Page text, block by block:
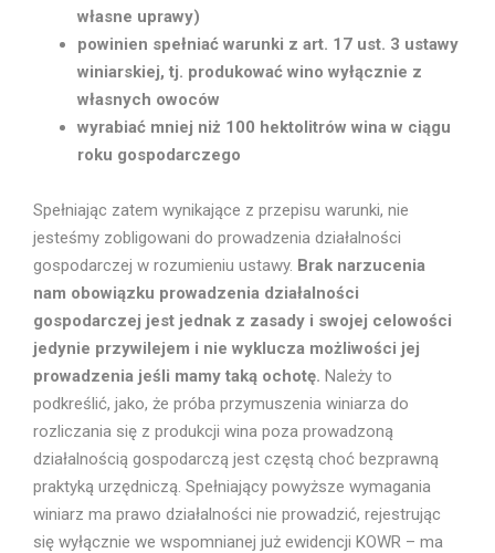
własne uprawy)
powinien spełniać warunki z art. 17 ust. 3 ustawy
winiarskiej, tj. produkować wino wyłącznie z
własnych owoców
wyrabiać mniej niż 100 hektolitrów wina w ciągu
roku gospodarczego
Spełniając zatem wynikające z przepisu warunki, nie
jesteśmy zobligowani do prowadzenia działalności
gospodarczej w rozumieniu ustawy. Brak narzucenia
nam obowiązku prowadzenia działalności
gospodarczej jest jednak z zasady i swojej celowości
jedynie przywilejem i nie wyklucza możliwości jej
prowadzenia jeśli mamy taką ochotę. Należy to
podkreślić, jako, że próba przymuszenia winiarza do
rozliczania się z produkcji wina poza prowadzoną
działalnością gospodarczą jest częstą choć bezprawną
praktyką urzędniczą. Spełniający powyższe wymagania
winiarz ma prawo działalności nie prowadzić, rejestrując
się wyłącznie we wspomnianej już ewidencji KOWR – ma